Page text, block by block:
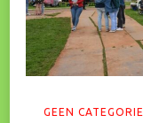
GEEN CATEGORIE